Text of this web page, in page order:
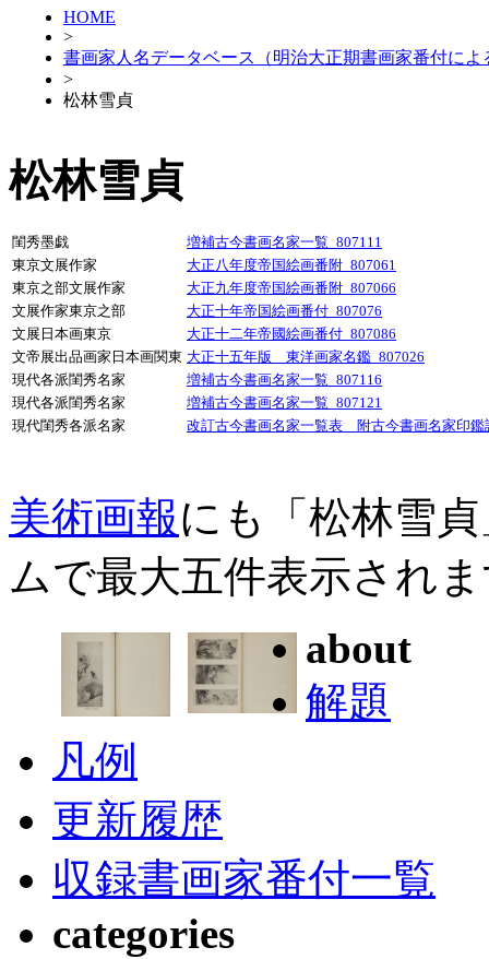
HOME
>
書画家人名データベース（明治大正期書画家番付によ
>
松林雪貞
松林雪貞
閨秀墨戯
増補古今書画名家一覧_807111
東京文展作家
大正八年度帝国絵画番附_807061
東京之部文展作家
大正九年度帝国絵画番附_807066
文展作家東京之部
大正十年帝国絵画番付_807076
文展日本画東京
大正十二年帝國絵画番付_807086
文帝展出品画家日本画関東 大正十五年版 東洋画家名鑑_807026
現代各派閨秀名家
増補古今書画名家一覧_807116
現代各派閨秀名家
増補古今書画名家一覧_807121
現代閨秀各派名家
改訂古今書画名家一覧表 附古今書画名家印鑑
美術画報にも「松林雪
ムで最大五件表示され
about
解題
凡例
更新履歴
収録書画家番付一覧
categories